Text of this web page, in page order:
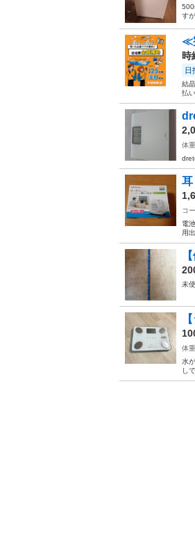
す
≪
時
日
結
払
体
耳
コ
電
用
未
体
水
し